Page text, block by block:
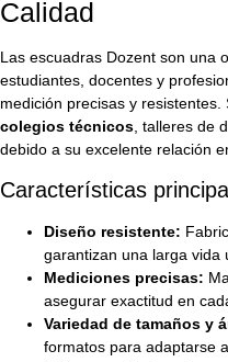
Calidad
Las escuadras Dozent son una
estudiantes, docentes y
medición precisas y
colegios técnicos , talleres de
debido a su excelente relación
Características
Diseño resistente:
garantizan una larga vida
Mediciones precisas:
asegurar exactitud en
Variedad de tamaños y
formatos para adaptarse